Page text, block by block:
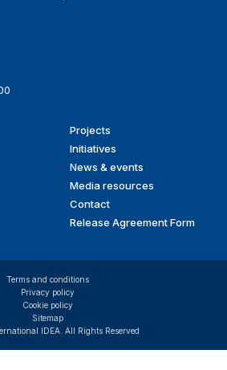
Projects
Initiatives
News & events
Media resources
Contact
Release Agreement Form
IDEA. All Rights Reserved
Terms and conditions
Privacy policy
Cookie policy
Sitemap